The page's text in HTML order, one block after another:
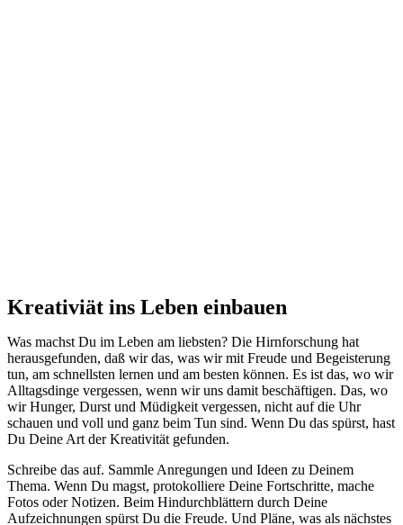
Kreativiät ins Leben einbauen
Was machst Du im Leben am liebsten? Die Hirnforschung hat
herausgefunden, daß wir das, was wir mit Freude und Begeisterung
tun, am schnellsten lernen und am besten können. Es ist das, wo wir
Alltagsdinge vergessen, wenn wir uns damit beschäftigen. Das, wo
wir Hunger, Durst und Müdigkeit vergessen, nicht auf die Uhr
schauen und voll und ganz beim Tun sind. Wenn Du das spürst, hast
Du Deine Art der Kreativität gefunden.
Schreibe das auf. Sammle Anregungen und Ideen zu Deinem
Thema. Wenn Du magst, protokolliere Deine Fortschritte, mache
Fotos oder Notizen. Beim Hindurchblättern durch Deine
Aufzeichnungen spürst Du die Freude. Und Pläne, was als nächstes